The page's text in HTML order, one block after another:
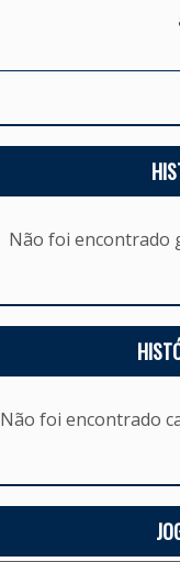
Não foi encontrado
Não foi encontrado